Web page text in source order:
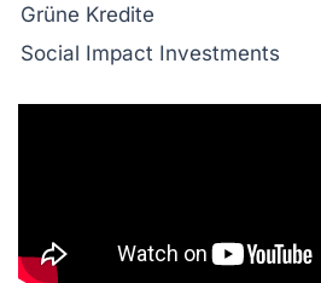
Grüne Kredite
Social Impact Investments